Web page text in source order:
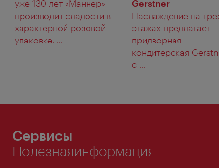
уже 130 лет «Маннер»
производит сладости в
характерной розовой
упаковке. ...
Gerstner
Наслаждение на
этажах предлагает
придворная
кондитерская
с ...
Сервисы
Полезнаяинформация